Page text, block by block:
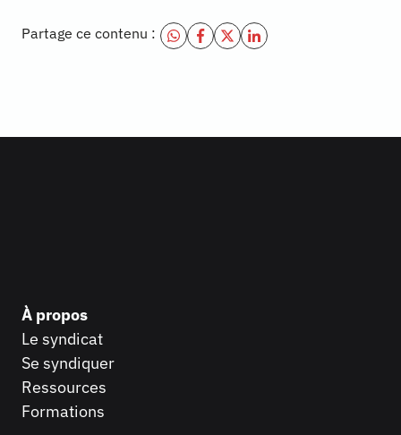
Partage ce contenu :
À propos
Le syndicat
Se syndiquer
Ressources
Formations